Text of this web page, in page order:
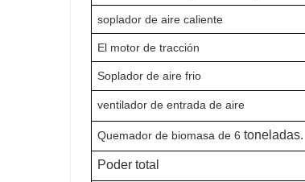
soplador de aire caliente
El motor de tracción
Soplador de aire frio
ventilador de entrada de aire
Quemador de biomasa de 6 toneladas.
Poder total